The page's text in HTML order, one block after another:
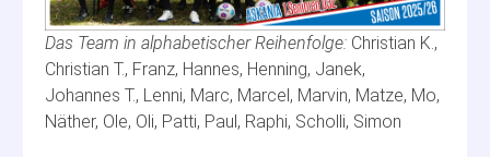
Christian K.,
Christian T., Franz, Hannes, Henning, Janek,
Johannes T., Lenni, Marc, Marcel, Marvin, Matze, Mo,
Näther, Ole, Oli, Patti, Paul, Raphi, Scholli, Simon